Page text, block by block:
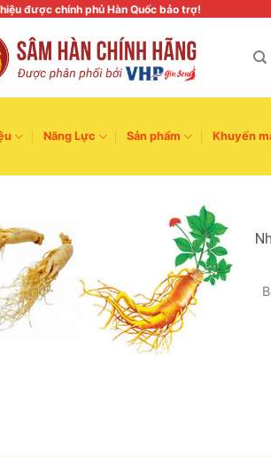
được chính phủ Hàn Quốc bảo trợ!
Năng Lực Sản phẩm Khuyến